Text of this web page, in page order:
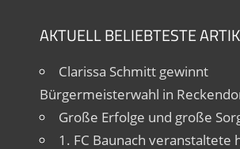
AKTUELL BELIEBTESTE
Clarissa Schmitt gewinnt
Bürgermeisterwahl in
Große Erfolge und große
1. FC Baunach veranstaltete